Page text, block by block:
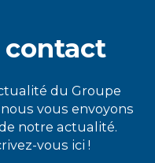
contact
du Groupe
vous envoyons
notre actualité.
vous ici !